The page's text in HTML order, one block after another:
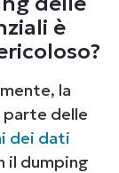
è
la
delle
dei dati
il dumping